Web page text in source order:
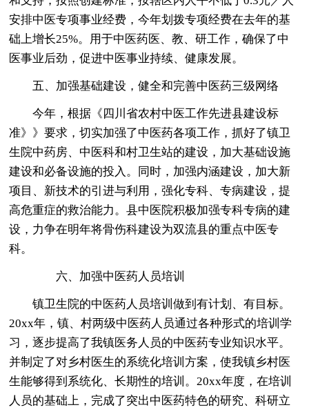
安排中医专项事业经费，今年划拨专项经费在去年的基
础上增长25%。用于中医药医、教、研工作，确保了中
医事业后劲，促进中医事业持续、健康发展。
五、加强基础建设，健全和完善中医药三级网络
今年，根据《四川省农村中医工作先进县建设标
准》》要求，切实加强了中医药各项工作，抓好了镇卫
生院中药房、中医科和村卫生站的建设，加大基础设施
建设和必备设施的投入。同时，加强内涵建设，加大新
项目、新技术的引进与利用，强化专科、专病建设，提
高危重症的救治能力。县中医院积极加强专科专病的建
设，力争在明年将骨伤科建设为双流县的重点中医专
科。
六、加强中医药人员培训
镇卫生院的中医药人员培训做到有计划、有目标。
20xx年，镇、村两级中医药人员通过各种形式的培训学
习，逐步提高了我镇医务人员的中医药专业知识水平。
并制定了对乡村医生的系统化培训方案，使我镇乡村医
生能够得到系统化、长期性的培训。20xx年度，在培训
人员的基础上，完成了突出中医药特色的研究、科研立